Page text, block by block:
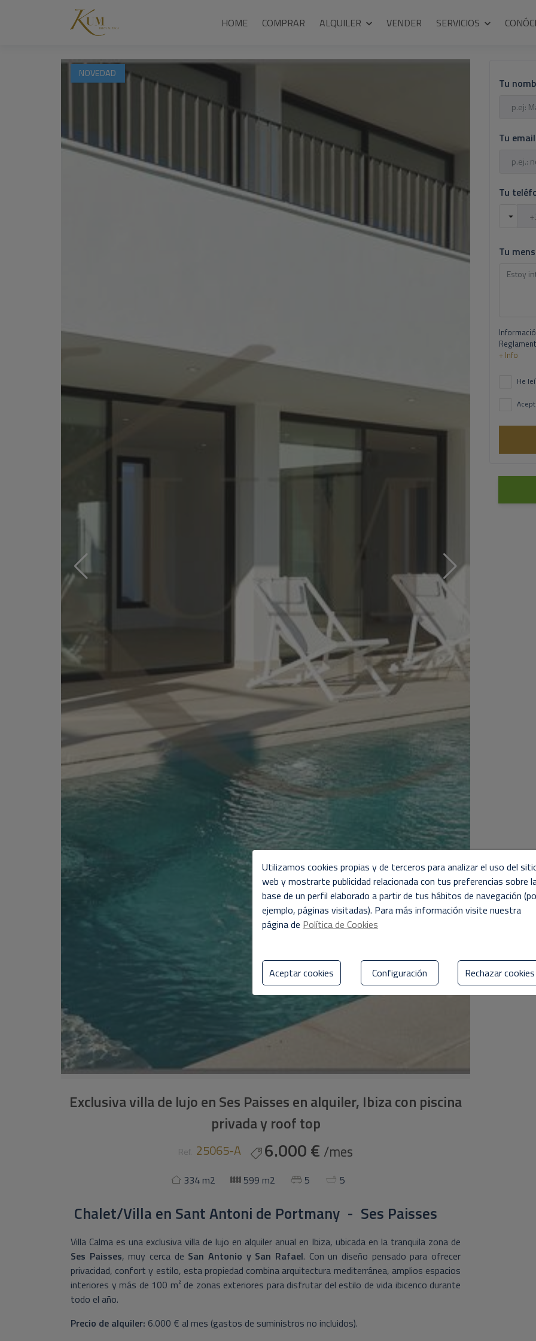
HOME COMPRAR ALQUILER VENDER SERVICIOS
NOVEDAD
Exclusiva villa de lujo en Ses Paisses en alquiler, Ibiza con piscina
privada y roof top
Ref. 25065-A 6.000 € /mes
334 m2 599 m2 5 5
Chalet/Villa en Sant Antoni de Portmany - Ses Paisses
Villa Calma es una exclusiva villa de lujo en alquiler anual en Ibiza, ubicada en la tranquila zona de
Ses Paisses, muy cerca de San Antonio y San Rafael. Con un diseño pensado para ofrecer
privacidad, confort y estilo, esta propiedad combina arquitectura mediterránea, amplios espacios
interiores y más de 100 m² de zonas exteriores para disfrutar del estilo de vida ibicenco durante
todo el año.
Precio de alquiler: 6.000 € al mes (gastos de suministros no incluidos).
Tu
Tu email
Tu
Tu
+ Info
He
Utilizamos cookies propias y de terceros para analizar el uso del
web y mostrarte publicidad relacionada con tus preferencias sobre
base de un perfil elaborado a partir de tus hábitos de navegación
ejemplo, páginas visitadas). Para más información visite nuestra
página de Política de Cookies
Aceptar cookies Configuración Rechazar cookies